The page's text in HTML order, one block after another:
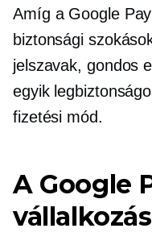
Amíg a Google
biztonsági
jelszavak, gondos
egyik
fizetési mód.
A Google